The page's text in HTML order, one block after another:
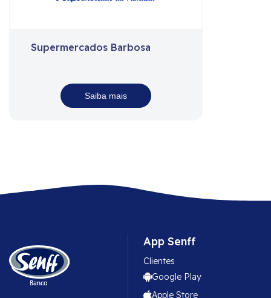
Supermercados Barbosa
Saiba mais
App Senff
Clientes
Google Play
Apple Store